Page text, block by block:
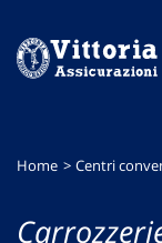
menu
contenuto
footer
Home Centri